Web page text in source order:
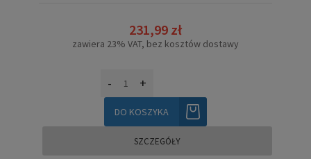
231,99 zł
zawiera 23% VAT, bez kosztów dostawy
- +
DO KOSZYKA
SZCZEGÓŁY